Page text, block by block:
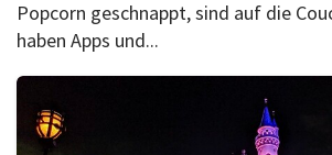
Popcorn geschnappt, sind auf die
haben Apps und...